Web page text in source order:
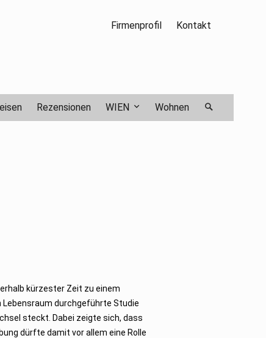
Firmenprofil Kontakt
Rezensionen WIEN Wohnen
kürzester Zeit zu einem
Lebensraum durchgeführte Studie
steckt. Dabei zeigte sich, dass
dürfte damit vor allem eine Rolle